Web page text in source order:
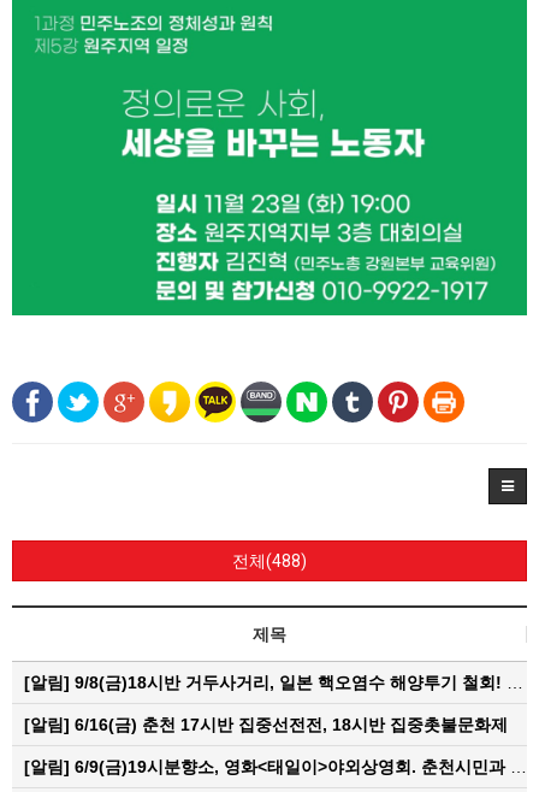
전체(488)
제목
[알림] 9/8(금)18시반 거두사거리, 일본 핵오염수 해양투기 철회! 춘천시민대회
[알림] 6/16(금) 춘천 17시반 집중선전전, 18시반 집중촛불문화제
[알림] 6/9(금)19시분향소, 영화<태일이>야외상영회. 춘천시민과 함께하는 한여름밤의 영화산책